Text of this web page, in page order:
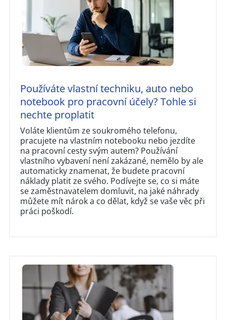
Používáte vlastní techniku, auto nebo
notebook pro pracovní účely? Tohle si
nechte proplatit
Voláte klientům ze soukromého telefonu,
pracujete na vlastním notebooku nebo jezdíte
na pracovní cesty svým autem? Používání
vlastního vybavení není zakázané, nemělo by ale
automaticky znamenat, že budete pracovní
náklady platit ze svého. Podívejte se, co si máte
se zaměstnavatelem domluvit, na jaké náhrady
můžete mít nárok a co dělat, když se vaše věc při
práci poškodí.